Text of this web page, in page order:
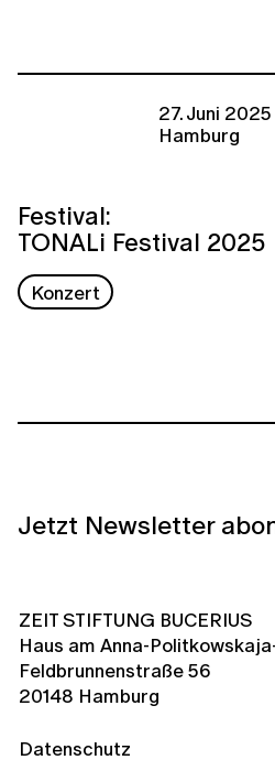
27. Juni
Hamburg
Festival:
TONALi Festival 2025
Konzert
Jetzt Newsletter
ZEIT STIFTUNG BUCERIUS
Haus am Anna-
Feldbrunnenstraße 56
20148 Hamburg
Datenschutz